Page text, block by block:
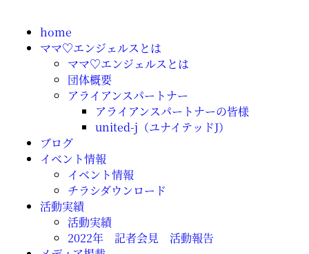
home
ママ♡エンジェルスとは
ママ♡エンジェルスとは
団体概要
アライアンスパートナー
アライアンスパートナーの皆様
united-j（ユナイテッドJ）
ブログ
イベント情報
イベント情報
チラシダウンロード
活動実績
活動実績
2022年 記者会見 活動報告